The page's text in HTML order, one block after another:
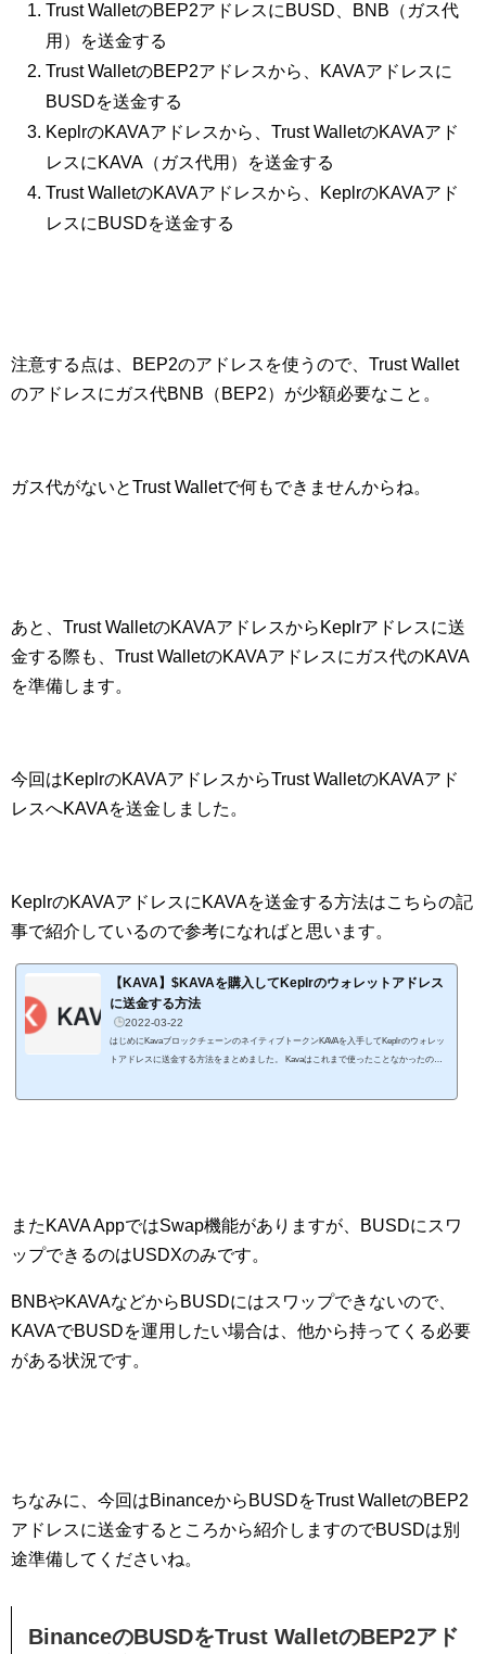
Trust WalletのBEP2アドレスにBUSD、BNB（ガス代
用）を送金する
Trust WalletのBEP2アドレスから、KAVAアドレスに
BUSDを送金する
KeplrのKAVAアドレスから、Trust WalletのKAVAアド
レスにKAVA（ガス代用）を送金する
Trust WalletのKAVAアドレスから、KeplrのKAVAアド
レスにBUSDを送金する
注意する点は、BEP2のアドレスを使うので、Trust Wallet
のアドレスにガス代BNB（BEP2）が少額必要なこと。
ガス代がないとTrust Walletで何もできませんからね。
あと、Trust WalletのKAVAアドレスからKeplrアドレスに送
金する際も、Trust WalletのKAVAアドレスにガス代のKAVA
を準備します。
今回はKeplrのKAVAアドレスからTrust WalletのKAVAアド
レスへKAVAを送金しました。
KeplrのKAVAアドレスにKAVAを送金する方法はこちらの記
事で紹介しているので参考になればと思います。
【KAVA】$KAVAを購入してKeplrのウォレットアドレス
に送金する方法
2022-03-22
はじめにKavaブロックチェーンのネイティブトークンKAVAを入手してKeplrのウォレッ
トアドレスに送金する方法をまとめました。 Kavaはこれまで使ったことなかったので
またKAVA AppではSwap機能がありますが、BUSDにスワ
ップできるのはUSDXのみです。
BNBやKAVAなどからBUSDにはスワップできないので、
KAVAでBUSDを運用したい場合は、他から持ってくる必要
がある状況です。
ちなみに、今回はBinanceからBUSDをTrust WalletのBEP2
アドレスに送金するところから紹介しますのでBUSDは別
途準備してくださいね。
BinanceのBUSDをTrust WalletのBEP2アド